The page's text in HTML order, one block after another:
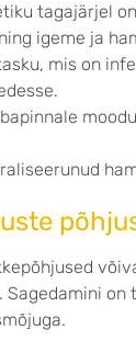
tagajärjel
igeme ja
mis on
Sagedamini